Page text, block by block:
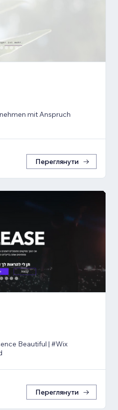
mit Anspruch
Переглянути
Beautiful | #Wix
Переглянути